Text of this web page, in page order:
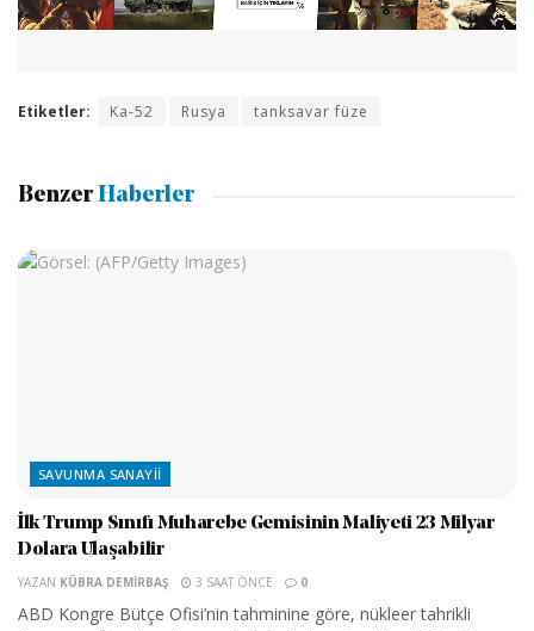
Etiketler: Ka-52 Rusya tanksavar füze
Benzer Haberler
SAVUNMA SANAYII
İlk Trump Sınıfı Muharebe Gemisinin Maliyeti 23 Milyar
Dolara Ulaşabilir
YAZAN KÜBRA DEMIRBAŞ 3 SAAT ÖNCE 0
ABD Kongre Bütçe Ofisi’nin tahminine göre, nükleer tahrikli